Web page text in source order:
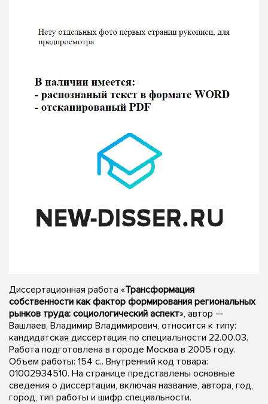
Диссертационная работа «Трансформация
собственности как фактор формирования региональных
рынков труда: социологический аспект», автор —
Вашлаев, Владимир Владимирович, относится к типу:
кандидатская диссертация по специальности 22.00.03.
Работа подготовлена в городе Москва в 2005 году.
Объем работы: 154 с.. Внутренний код товара:
01002934510. На странице представлены основные
сведения о диссертации, включая название, автора, год,
город, тип работы и шифр специальности.